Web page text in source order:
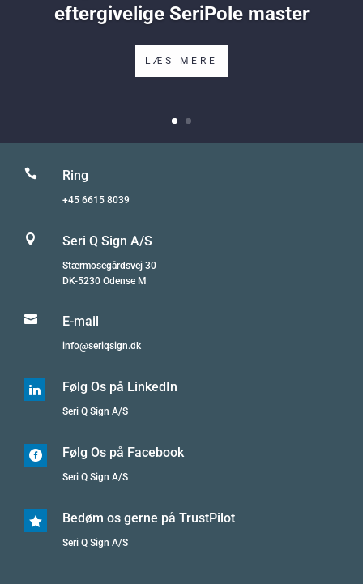
eftergivelige SeriPole master
LÆS MERE
 Ring
+45 6615 8039
 Seri Q Sign A/S
Stærmosegårdsvej 30
DK-5230 Odense M
 E-mail
info@seriqsign.dk
 Følg Os på LinkedIn
Seri Q Sign A/S
 Følg Os på Facebook
Seri Q Sign A/S
 Bedøm os gerne på TrustPilot
Seri Q Sign A/S